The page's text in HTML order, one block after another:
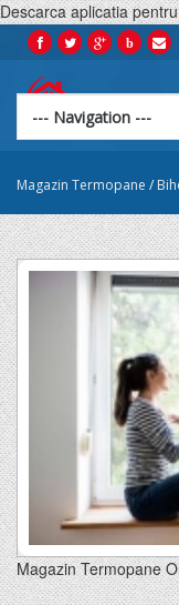
Descarca aplicatia
b
Magazin Termopane /
Magazin Termopane